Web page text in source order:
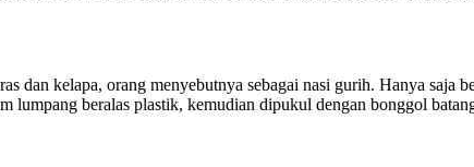
dan kelapa, orang menyebutnya sebagai nasi gurih. Hanya saja
lumpang beralas plastik, kemudian dipukul dengan bonggol